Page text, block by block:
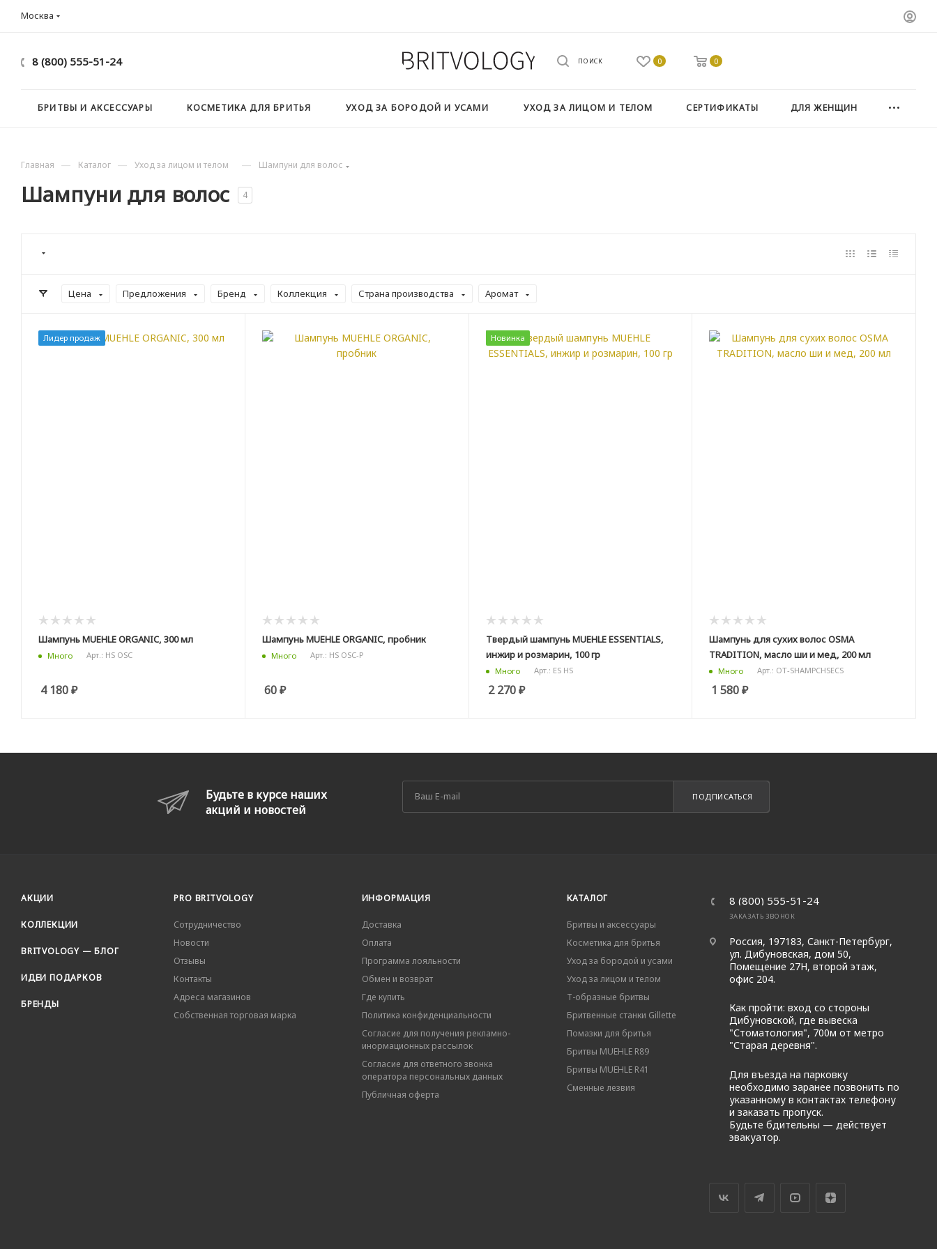
Москва
8 (800) 555-51-24 ПОИСК 0 0
БРИТВЫ И АКСЕССУАРЫ КОСМЕТИКА ДЛЯ БРИТЬЯ УХОД ЗА БОРОДОЙ И УСАМИ УХОД ЗА ЛИЦОМ И ТЕЛОМ СЕРТИФИКАТЫ ДЛЯ ЖЕНЩИН
Главная — Каталог — Уход за лицом и телом — Шампуни для волос
Шампуни для волос 4
Цена Предложения Бренд Коллекция Страна производства Аромат
Лидер продаж
Шампунь MUEHLE ORGANIC, 300 мл
Много Арт.: HS OSC
4 180₽
Шампунь MUEHLE ORGANIC, пробник
Много Арт.: HS OSC-P
60₽
Новинка
Твердый шампунь MUEHLE ESSENTIALS,
инжир и розмарин, 100 гр
Много Арт.: ES HS
2 270₽
Шампунь для сухих волос OSMA
TRADITION, масло ши и мед, 200 мл
Много Арт.: OT-SHAMPCHSECS
1 580₽
Будьте в курсе наших
акций и новостей
ПОДПИСАТЬСЯ
АКЦИИ
КОЛЛЕКЦИИ
BRITVOLOGY — БЛОГ
ИДЕИ ПОДАРКОВ
БРЕНДЫ
PRO BRITVOLOGY
Сотрудничество
Новости
Отзывы
Контакты
Адреса магазинов
Собственная торговая марка
ИНФОРМАЦИЯ
Доставка
Оплата
Программа лояльности
Обмен и возврат
Где купить
Политика конфиденциальности
Согласие для получения рекламно-
инормационных рассылок
Согласие для ответного звонка
оператора персональных данных
Публичная оферта
КАТАЛОГ
Бритвы и аксессуары
Косметика для бритья
Уход за бородой и усами
Уход за лицом и телом
Т-образные бритвы
Бритвенные станки Gillette
Помазки для бритья
Бритвы MUEHLE R89
Бритвы MUEHLE R41
Сменные лезвия
8 (800) 555-51-24
ЗАКАЗАТЬ ЗВОНОК
Россия, 197183, Санкт-Петербург,
ул. Дибуновская, дом 50,
Помещение 27Н, второй этаж,
офис 204.
Как пройти: вход со стороны
Дибуновской, где вывеска
"Стоматология", 700м от метро
"Старая деревня".
Для въезда на парковку
необходимо заранее позвонить по
указанному в контактах телефону
и заказать пропуск.
Будьте бдительны — действует
эвакуатор.